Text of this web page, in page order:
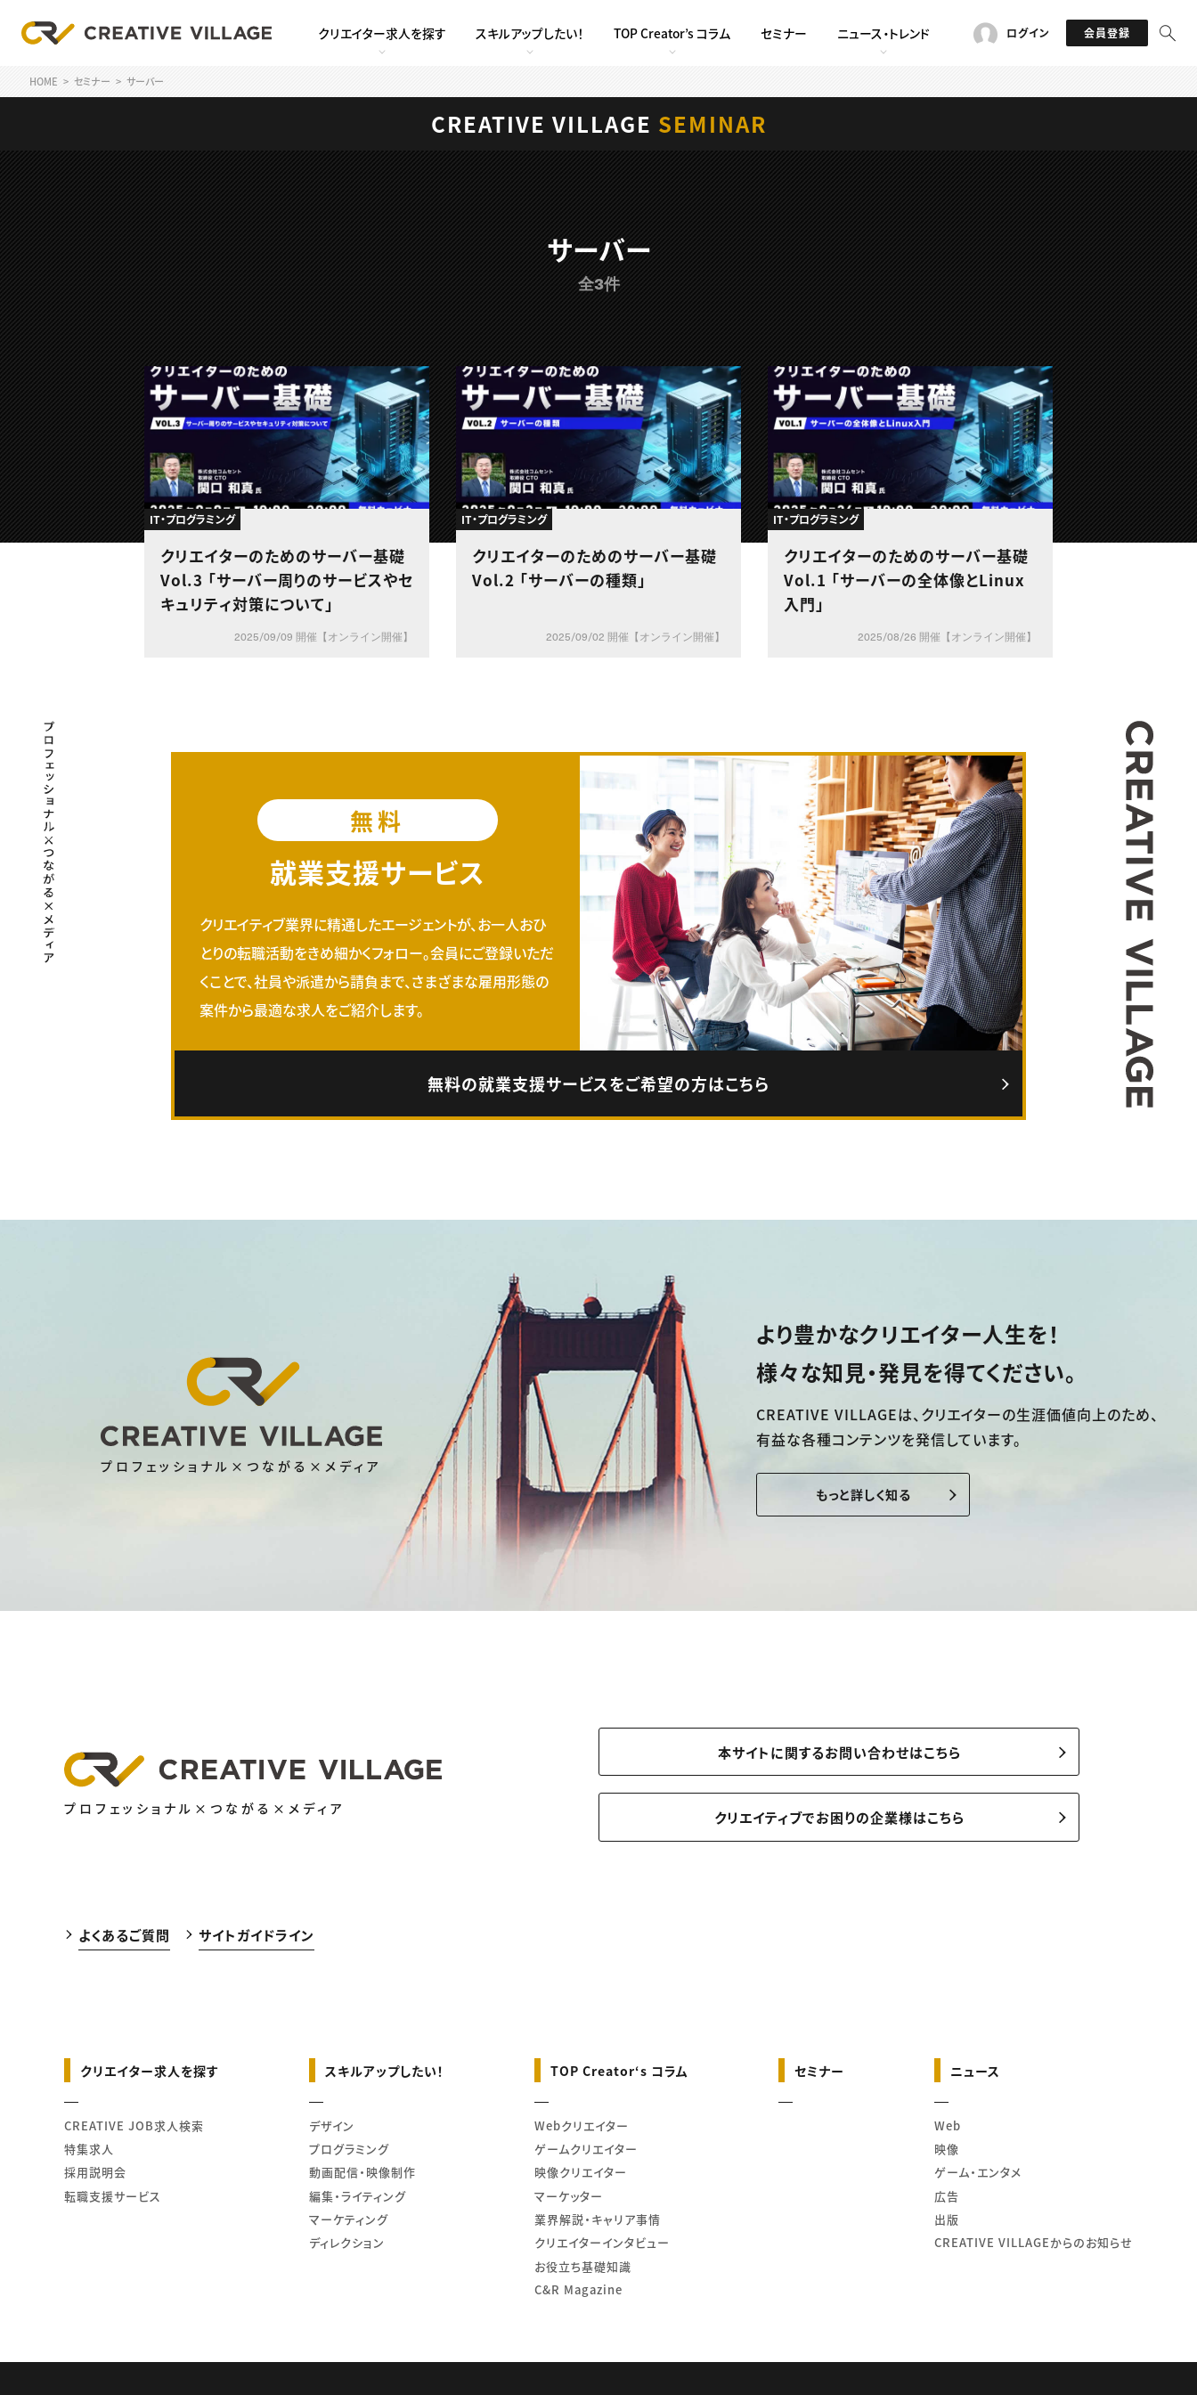
クリエイター求人を探す スキルアップしたい！ TOP Creator’s コラム セミナー ニュース・トレンド ログイン 会員登録
HOME セミナー サーバー
CREATIVE VILLAGE SEMINAR
サーバー
全3件
IT・プログラミング
クリエイターのためのサーバー基礎
Vol.3 「サーバー周りのサービスやセ
キュリティ対策について」
2025/09/09 開催【オンライン開催】
IT・プログラミング
クリエイターのためのサーバー基礎
Vol.2 「サーバーの種類」
2025/09/02 開催【オンライン開催】
IT・プログラミング
クリエイターのためのサーバー基礎
Vol.1 「サーバーの全体像とLinux
入門」
2025/08/26 開催【オンライン開催】
無料
就業支援サービス
クリエイティブ業界に精通したエージェントが、お一人おひ
とりの転職活動をきめ細かくフォロー。会員にご登録いただ
くことで、社員や派遣から請負まで、さまざまな雇用形態の
案件から最適な求人をご紹介します。
無料の就業支援サービスをご希望の方はこちら
プロフェッショナル×つながる×メディア
より豊かなクリエイター人生を！
様々な知見・発見を得てください。
CREATIVE VILLAGEは、 クリエイターの生涯価値向上のため、
有益な各種コンテンツを発信しています。
もっと詳しく知る
プロフェッショナル×つながる×メディア
本サイトに関するお問い合わせはこちら
クリエイティブでお困りの企業様はこちら
よくあるご質問 サイトガイドライン
クリエイター求人を探す
CREATIVE JOB求人検索
特集求人
採用説明会
転職支援サービス
スキルアップしたい！
デザイン
プログラミング
動画配信・映像制作
編集・ライティング
マーケティング
ディレクション
TOP Creator‘s コラム
Webクリエイター
ゲームクリエイター
映像クリエイター
マーケッター
業界解説・キャリア事情
クリエイターインタビュー
お役立ち基礎知識
C&R Magazine
セミナー ニュース
Web
映像
ゲーム・エンタメ
広告
出版
CREATIVE VILLAGEからのお知らせ